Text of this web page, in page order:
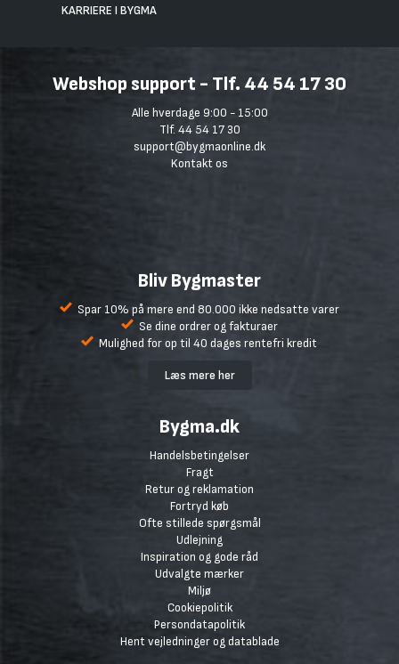
KARRIERE I BYGMA
Webshop support - Tlf. 44 54 17 30
Alle hverdage 9:00 - 15:00
Tlf. 44 54 17 30
support@bygmaonline.dk
Kontakt os
Bliv Bygmaster
Spar 10% på mere end 80.000 ikke nedsatte varer
Se dine ordrer og fakturaer
Mulighed for op til 40 dages rentefri kredit
Læs mere her
Bygma.dk
Handelsbetingelser
Fragt
Retur og reklamation
Fortryd køb
Ofte stillede spørgsmål
Udlejning
Inspiration og gode råd
Udvalgte mærker
Miljø
Cookiepolitik
Persondatapolitik
Hent vejledninger og datablade